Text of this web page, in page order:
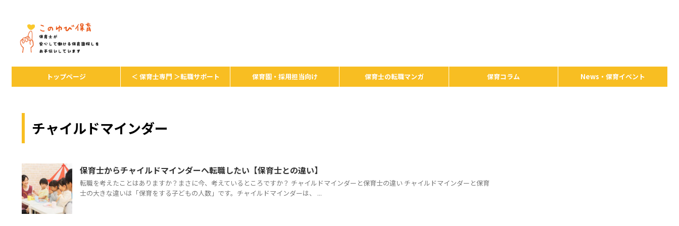
トップページ ＜ 保育士専門 ＞転職サポート 保育園・採用担当向け 保育士の転職マンガ 保育コラム News・保育イベント
チャイルドマインダー
保育士からチャイルドマインダーへ転職したい【保育士との違い】
転職を考えたことはありますか？まさに今、考えているところですか？ チャイルドマインダーと保育士の違い チャイルドマインダーと保育
士の大きな違いは「保育をする子どもの人数」です。チャイルドマインダーは、 ...